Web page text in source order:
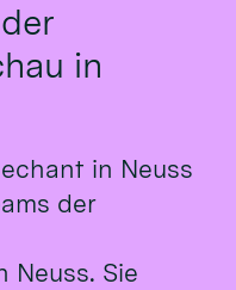
in
in Neuss
der
Neuss. Sie